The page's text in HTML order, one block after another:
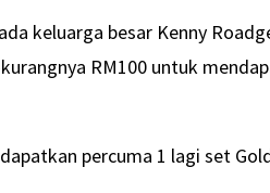
keluarga besar Kenny
RM100 untuk
percuma 1 lagi set